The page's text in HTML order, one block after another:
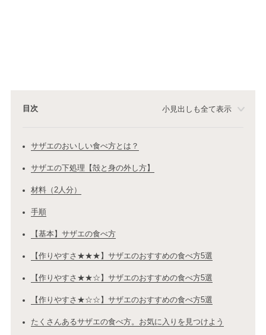
目次 小見出しも全て表示
サザエのおいしい食べ方とは？
サザエの下処理【殻と身の外し方】
材料（2人分）
手順
【基本】サザエの食べ方
【作りやすさ★★★】サザエのおすすめの食べ方5選
【作りやすさ★★☆】サザエのおすすめの食べ方5選
【作りやすさ★☆☆】サザエのおすすめの食べ方5選
たくさんあるサザエの食べ方。お気に入りを見つけよう